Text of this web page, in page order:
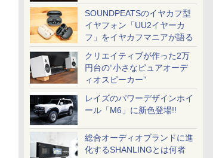
SOUNDPEATSのイヤカフ型
イヤフォン「UU2イヤーカ
フ」をイヤカフマニアが語る
クリエイティブが作った2万
円台の“小さなピュアオーデ
ィオスピーカー”
レイズのパワーデザインホイ
ール「M6」に新色登場!!
総合オーディオブランドに進
化するSHANLINGとは何者